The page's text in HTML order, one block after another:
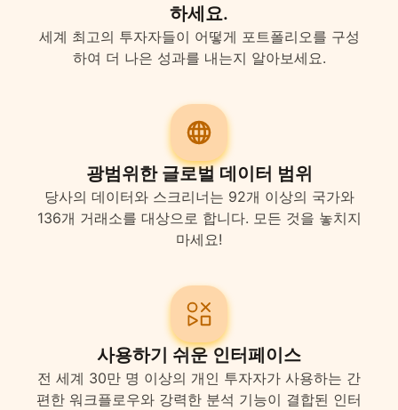
하세요.
세계 최고의 투자자들이 어떻게 포트폴리오를 구성
하여 더 나은 성과를 내는지 알아보세요.
광범위한 글로벌 데이터 범위
당사의 데이터와 스크리너는 92개 이상의 국가와
136개 거래소를 대상으로 합니다. 모든 것을 놓치지
마세요!
사용하기 쉬운 인터페이스
전 세계 30만 명 이상의 개인 투자자가 사용하는 간
편한 워크플로우와 강력한 분석 기능이 결합된 인터